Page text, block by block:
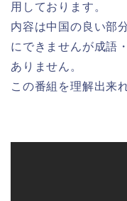
用しております。
内容は中国の良い部
にできませんが成語
ありません。
この番組を理解出来